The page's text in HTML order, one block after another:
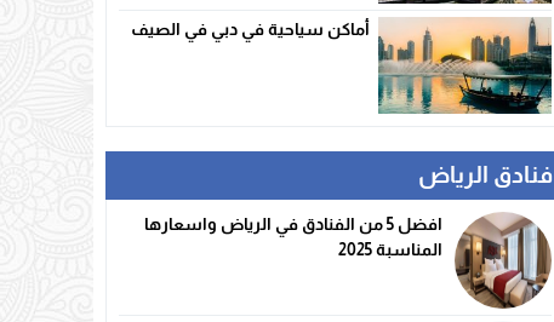
أماكن سياحية في دبي في الصيف
فنادق الرياض
افضل 5 من الفنادق في الرياض واسعارها
المناسبة 2025